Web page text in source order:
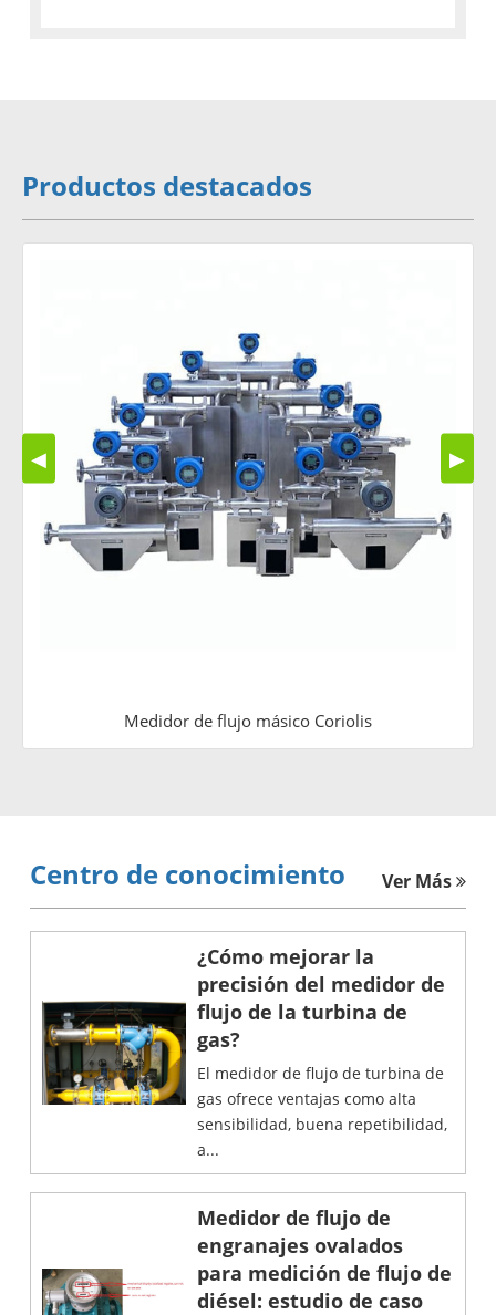
Productos destacados
Medidor de flujo másico Coriolis
◀ ▶
Centro de conocimiento Ver Más
¿Cómo mejorar la
precisión del medidor de
flujo de la turbina de
gas?
El medidor de flujo de turbina de
gas ofrece ventajas como alta
sensibilidad, buena repetibilidad,
a...
Medidor de flujo de
engranajes ovalados
para medición de flujo de
diésel: estudio de caso